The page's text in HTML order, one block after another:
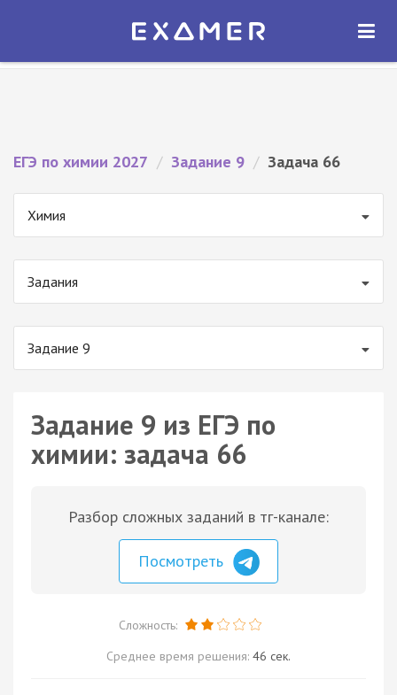
Экзамер — ЕГЭ 2027
ОТКРЫТЬ
ЕГЭ по химии 2027 / Задание 9 / Задача 66
Химия
Задания
Задание 9
Задание 9 из ЕГЭ по
химии: задача 66
Разбор сложных заданий в тг-канале:
Посмотреть
Сложность:
Среднее время решения: 46 сек.